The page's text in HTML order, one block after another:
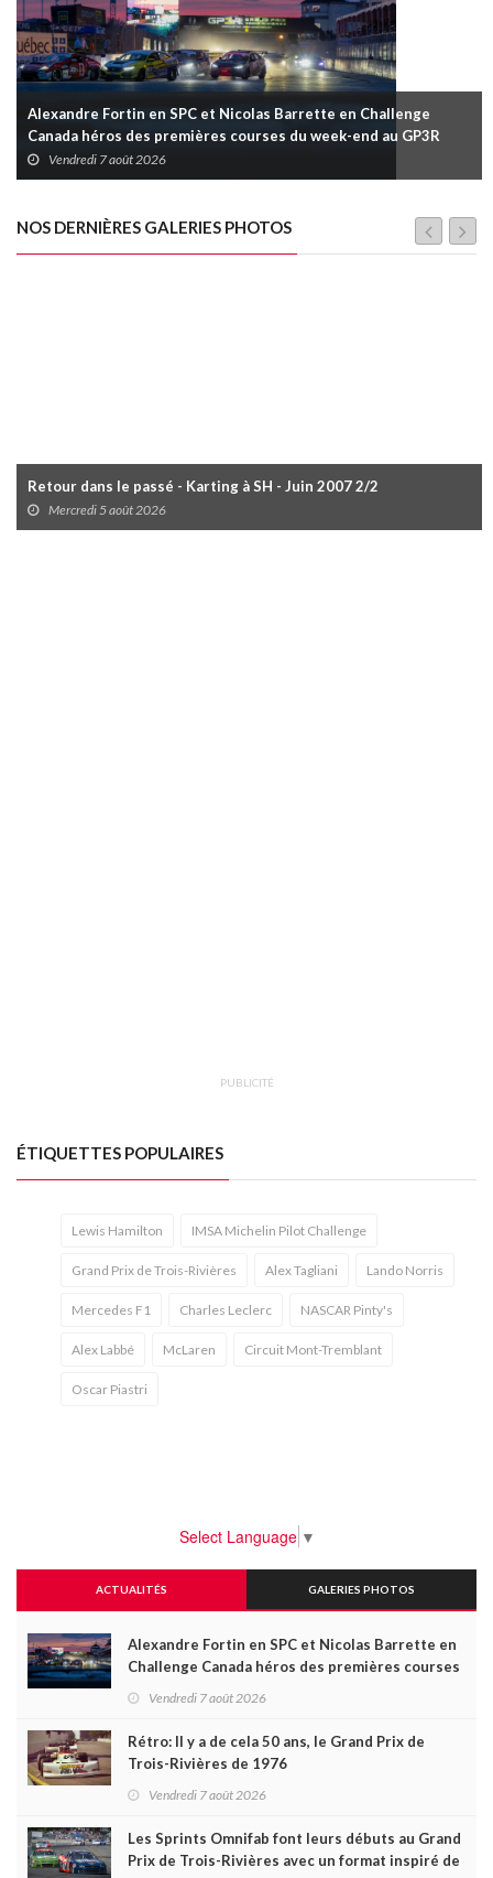
Alexandre Fortin en SPC et Nicolas Barrette en Challenge
Canada héros des premières courses du week-end au GP3R
Vendredi 7 août 2026
NOS DERNIÈRES GALERIES PHOTOS
Retour dans le passé - Karting à SH - Juin 2007 2/2
Mercredi 5 août 2026
PUBLICITÉ
ÉTIQUETTES POPULAIRES
Lewis Hamilton IMSA Michelin Pilot Challenge
Grand Prix de Trois-Rivières Alex Tagliani Lando Norris
Mercedes F1 Charles Leclerc NASCAR Pinty's
Alex Labbé McLaren Circuit Mont-Tremblant
Oscar Piastri
Select Language ▼
ACTUALITÉS GALERIES PHOTOS
Alexandre Fortin en SPC et Nicolas Barrette en
Challenge Canada héros des premières courses
Vendredi 7 août 2026
Rétro: Il y a de cela 50 ans, le Grand Prix de
Trois-Rivières de 1976
Vendredi 7 août 2026
Les Sprints Omnifab font leurs débuts au Grand
Prix de Trois-Rivières avec un format inspiré de